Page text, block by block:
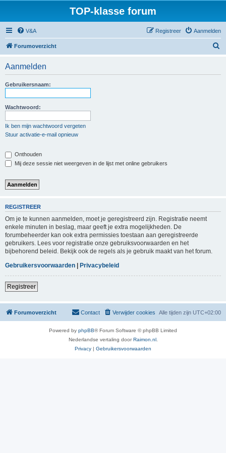
TOP-klasse forum
V&A Aanmelden
Registreer
Forumoverzicht
Aanmelden
Gebruikersnaam:
Wachtwoord:
Ik ben mijn wachtwoord vergeten
Stuur activatie-e-mail opnieuw
Onthouden
Mij deze sessie niet weergeven in de lijst met online gebruikers
REGISTREER
Om je te kunnen aanmelden, moet je geregistreerd zijn. Registratie neemt
enkele minuten in beslag, maar geeft je extra mogelijkheden. De
forumbeheerder kan ook extra permissies toestaan aan geregistreerde
gebruikers. Lees voor registratie onze gebruiksvoorwaarden en het
bijbehorend beleid. Bekijk ook de regels als je gebruik maakt van het forum.
Gebruikersvoorwaarden | Privacybeleid
Registreer
Forumoverzicht Alle tijden zijn UTC+02:00
Verwijder cookies
Contact
Powered by phpBB® Forum Software © phpBB Limited
Nederlandse vertaling doorRaimon.nl.
Privacy | Gebruikersvoorwaarden